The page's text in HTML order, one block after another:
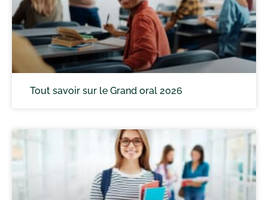
Tout savoir sur le Grand oral 2026